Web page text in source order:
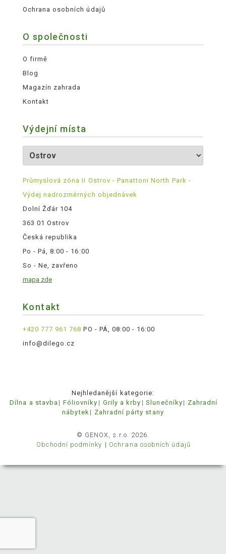
Ochrana osobních údajů
O společnosti
O firmě
Blog
Magazín zahrada
Kontakt
Výdejní místa
Průmyslová zóna II Ostrov - Panattoni North Park -
Výdej nadrozměrných objednávek
Dolní Žďár 104
363 01 Ostrov
Česká republika
Po - Pá, 8:00 - 16:00
So - Ne, zavřeno
mapa zde
Kontakt
+420 777 961 768 PO - PÁ, 08:00 - 16:00
info@dilego.cz
Nejhledanější kategorie:
Dílna a stavba
Fóliovníky Grily a krby Slunečníky
Zahradní
nábytek
Zahradní párty stany
© GENOX, s.r.o. 2026.
Obchodní podmínky
Ochrana osobních údajů